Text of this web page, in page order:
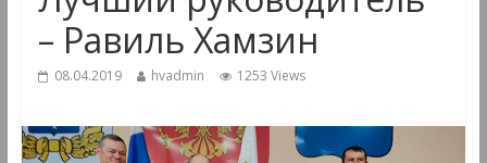
– Равиль Хамзин
08.04.2019 hvadmin 1253 Views